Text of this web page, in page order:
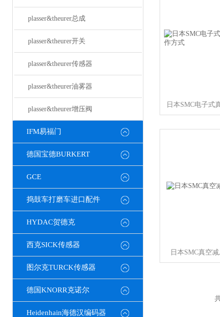
plasser&theurer总成
plasser&theurer开关
plasser&theurer传感器
plasser&theurer油雾器
plasser&theurer增压阀
IFM易福门
德国宝德BURKERT
GCE
捣鼓车打磨车进口配件
HYDAC贺德克
西克SICK传感器
图尔克TURCK传感器
德国KNORR克诺尔
Heidenhain海德汉编码器
日本SMC真空